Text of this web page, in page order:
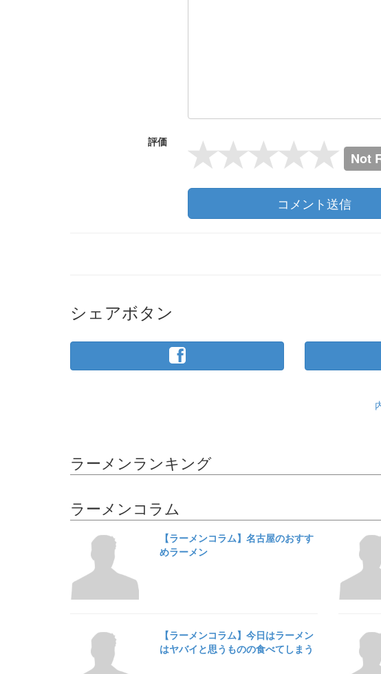
評価
Not
コメント送信
シェアボタン
ラーメンランキング
ラーメンコラム
【ラーメンコラム】名古屋のおすす
めラーメン
【ラーメンコラム】今日はラーメン
はヤバイと思うものの食べてしまう